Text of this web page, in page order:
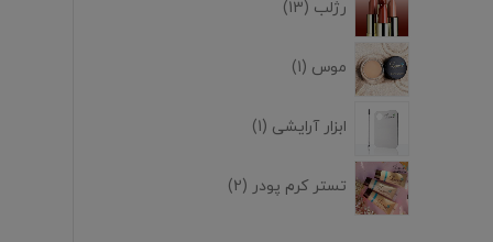
رژلب 13
موس 1
ابزار آرایشی 1
تستر کرم پودر 2